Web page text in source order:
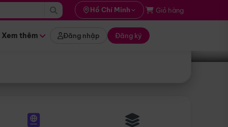
Hồ Chí Minh Giỏ hàng
Xem thêm Đăng nhập Đăng ký
Tìm tour